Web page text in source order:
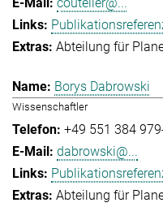
Abteilung für
Borys Dabrowski
Wissenschaftler
+49 551 384
dabrowski@...
Abteilung für